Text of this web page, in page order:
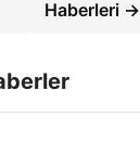
Haberleri →